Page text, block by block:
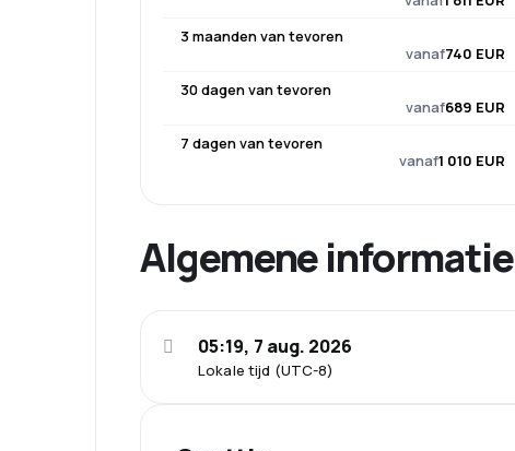
3 maanden van tevoren
vanaf740 EUR
30 dagen van tevoren
vanaf689 EUR
7 dagen van tevoren
vanaf1 010 EUR
Algemene informatie
Lokale tijd (UTC-8)
05:19, 7 aug. 2026